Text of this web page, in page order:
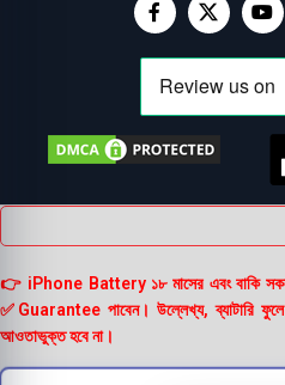
👉 iPhone Battery ১৮ মাসের এবং বাকি
✅Guarantee পাবেন। উল্লেখ্য, ব্যাটারি ফুলে
আওতাভুক্ত হবে না।